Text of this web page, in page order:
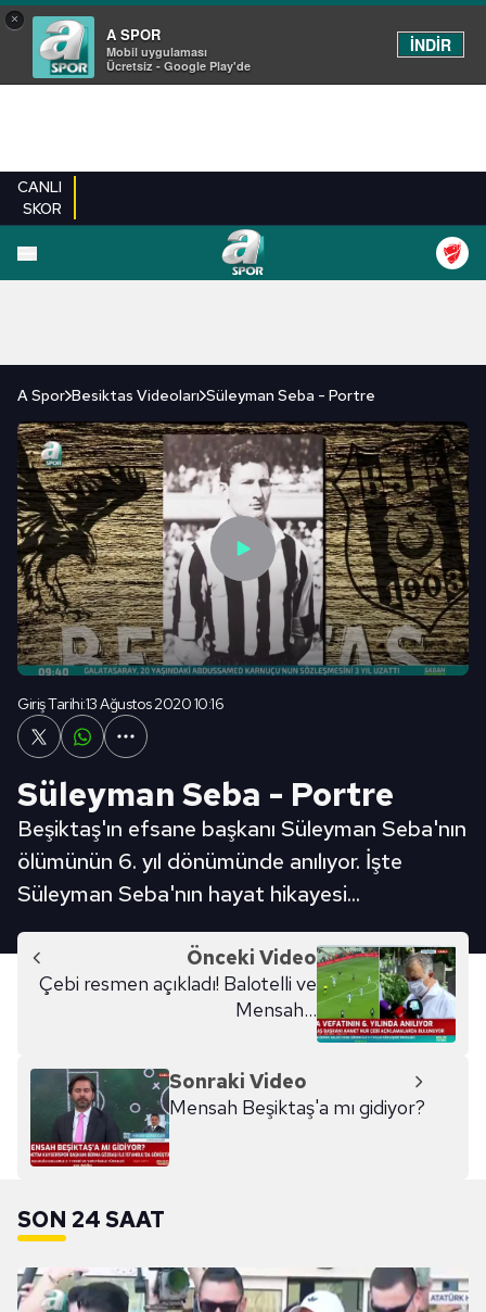
×
A SPOR
Mobil uygulaması
Ücretsiz - Google Play'de
İNDİR
CANLI
SKOR
FUTBOL
A Spor Besiktas Videoları Süleyman Seba - Portre
Giriş Tarihi:13 Ağustos 2020 10:16
Süleyman Seba - Portre
Beşiktaş'ın efsane başkanı Süleyman Seba'nın
ölümünün 6. yıl dönümünde anılıyor. İşte
Süleyman Seba'nın hayat hikayesi...
Önceki Video
Çebi resmen açıkladı! Balotelli ve
Mensah...
Sonraki Video
Mensah Beşiktaş'a mı gidiyor?
SON 24 SAAT